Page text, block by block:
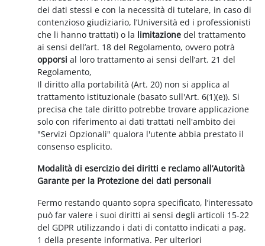
dei dati stessi e con la necessità di tutelare, in caso di
contenzioso giudiziario, l’Università ed i professionisti
che li hanno trattati) o la limitazione del trattamento
ai sensi dell’art. 18 del Regolamento, ovvero potrà
opporsi al loro trattamento ai sensi dell’art. 21 del
Regolamento,
Il diritto alla portabilità (Art. 20) non si applica al
trattamento istituzionale (basato sull'Art. 6(1)(e)). Si
precisa che tale diritto potrebbe trovare applicazione
solo con riferimento ai dati trattati nell'ambito dei
"Servizi Opzionali" qualora l'utente abbia prestato il
consenso esplicito.
Modalità di esercizio dei diritti e reclamo all’Autorità
Garante per la Protezione dei dati personali
Fermo restando quanto sopra specificato, l’interessato
può far valere i suoi diritti ai sensi degli articoli 15-22
del GDPR utilizzando i dati di contatto indicati a pag.
1 della presente informativa. Per ulteriori